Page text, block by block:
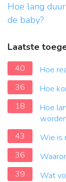
Hoe lang
de baby?
Laatste
40
Hoe
36
Hoe
18
Hoe
43
Wie is
36
39
Wat